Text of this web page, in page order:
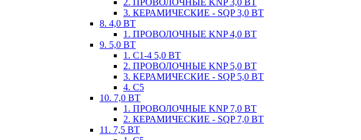
2. ПРОВОЛОЧНЫЕ KNP 3,0 ВТ
3. КЕРАМИЧЕСКИЕ - SQP 3,0 ВТ
8. 4,0 ВТ
1. ПРОВОЛОЧНЫЕ KNP 4,0 ВТ
9. 5,0 ВТ
1. С1-4 5,0 ВТ
2. ПРОВОЛОЧНЫЕ KNP 5,0 ВТ
3. КЕРАМИЧЕСКИЕ - SQP 5,0 ВТ
4. С5
10. 7,0 ВТ
1. ПРОВОЛОЧНЫЕ KNP 7,0 ВТ
2. КЕРАМИЧЕСКИЕ - SQP 7,0 ВТ
11. 7,5 ВТ